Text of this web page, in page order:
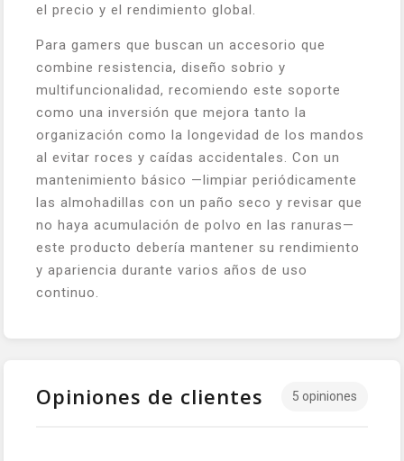
el precio y el rendimiento global.
Para gamers que buscan un accesorio que
combine resistencia, diseño sobrio y
multifuncionalidad, recomiendo este soporte
como una inversión que mejora tanto la
organización como la longevidad de los mandos
al evitar roces y caídas accidentales. Con un
mantenimiento básico —limpiar periódicamente
las almohadillas con un paño seco y revisar que
no haya acumulación de polvo en las ranuras—
este producto debería mantener su rendimiento
y apariencia durante varios años de uso
continuo.
Opiniones de clientes 5 opiniones